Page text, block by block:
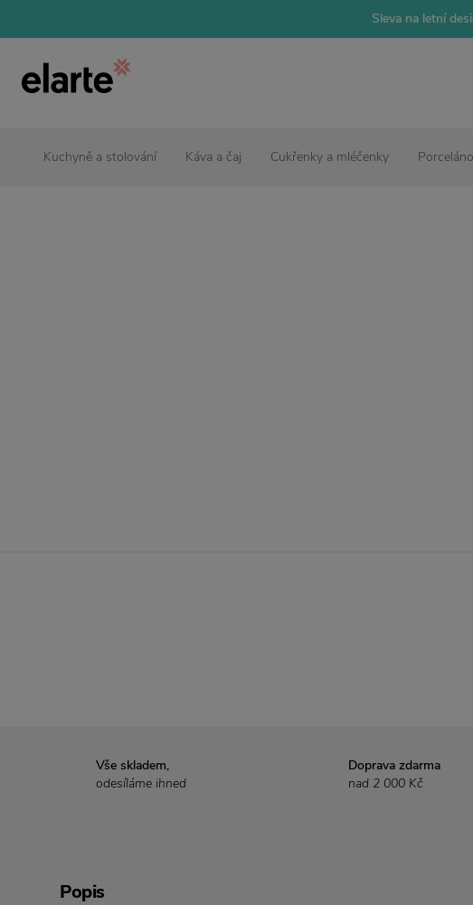
Sleva na letní
Kuchyně a stolování Káva a čaj Cukřenky a mléčenky
Vše skladem,
odesíláme ihned
Doprava zdarma
nad 2 000 Kč
Popis